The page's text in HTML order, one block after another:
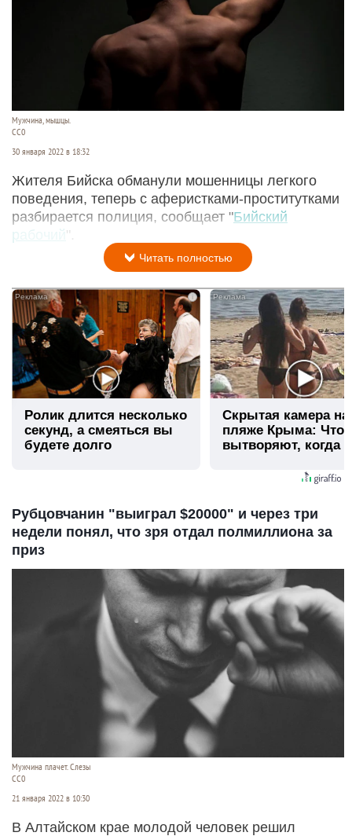
Мужчина, мышцы.
CC0
30 января 2022 в 18:32
Жителя Бийска обманули мошенницы легкого
поведения, теперь с аферистками-проститутками
разбирается полиция, сообщает "Бийский
рабочий".
Читать полностью
Ролик длится несколько
секунд, а смеяться вы
будете долго
Скрытая камера на
пляже Крыма: Что
вытворяют, когда
Рубцовчанин "выиграл $20000" и через три
недели понял, что зря отдал полмиллиона за
приз
Мужчина плачет. Слезы
СС0
21 января 2022 в 10:30
В Алтайском крае молодой человек решил